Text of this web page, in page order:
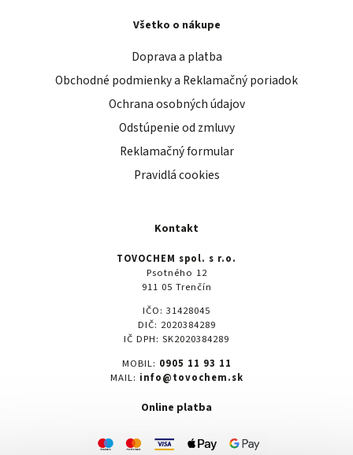
Všetko o nákupe
Doprava a platba
Obchodné podmienky a Reklamačný poriadok
Ochrana osobných údajov
Odstúpenie od zmluvy
Reklamačný formular
Pravidlá cookies
Kontakt
TOVOCHEM spol. s r.o.
Psotného 12
911 05 Trenčín
IČO: 31428045
DIČ: 2020384289
IČ DPH: SK2020384289
MOBIL: 0905 11 93 11
MAIL: info@tovochem.sk
Online platba